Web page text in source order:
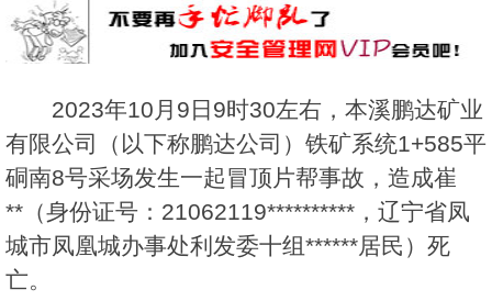
2023年10月9日9时30左右，本溪鹏达矿业
有限公司（以下称鹏达公司）铁矿系统1+585平
硐南8号采场发生一起冒顶片帮事故，造成崔
**（身份证号：21062119**********，辽宁省凤
城市凤凰城办事处利发委十组******居民）死
亡。